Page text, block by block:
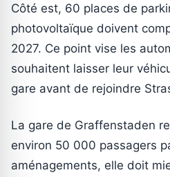
Côté est, 60 places de
photovoltaïque doivent
2027. Ce point vise les
souhaitent laisser leur
gare avant de rejoindre
La gare de Graffenstaden
environ 50 000 passagers
aménagements, elle doit